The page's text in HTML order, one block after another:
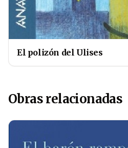
El polizón del Ulises
Obras relacionadas